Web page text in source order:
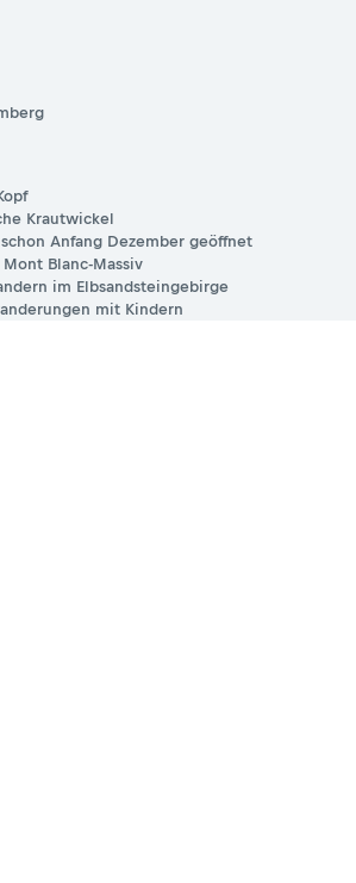
Krautwickel
Anfang Dezember geöffnet
Blanc-Massiv
im Elbsandsteingebirge
mit Kindern